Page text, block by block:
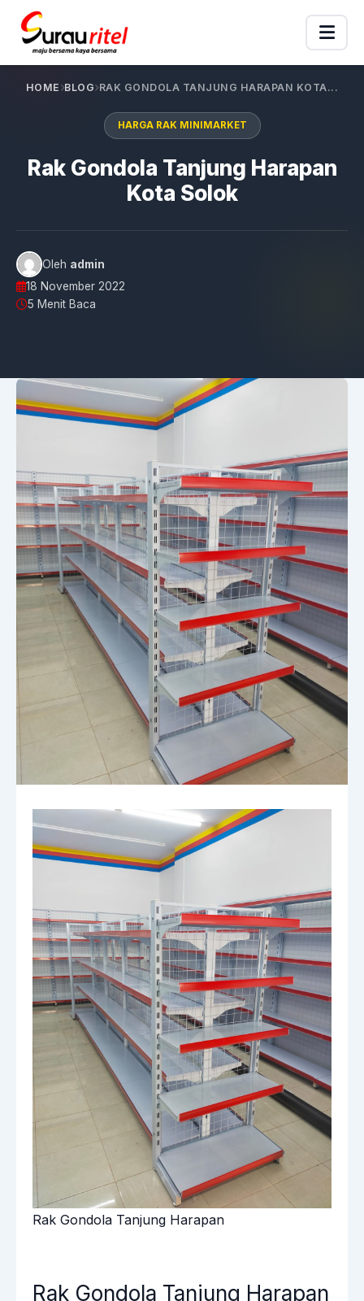
HOME BLOG RAK GONDOLA TANJUNG HARAPAN KOTA...
HARGA RAK MINIMARKET
Rak Gondola Tanjung Harapan
Kota Solok
Oleh admin
18 November 2022
5 Menit Baca
Rak Gondola Tanjung Harapan
Rak Gondola Tanjung Harapan